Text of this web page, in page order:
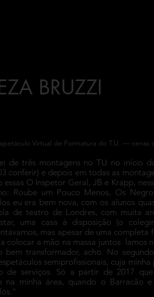
BRUZZI
Virtual de Formatura do T.U. — cenas
de três montagens no TU no início
conferir) e depois em todas as
essas O Inspetor Geral, JB e Krapp,
Roube um Pouco Menos, Os
eu era bem nova, com os alunos
de teatro de Londres, com muita
uma casa à disposição (o
mas apesar de uma
colocar a mão na massa juntos. Íamos
bem transformador, acho. No
semiprofissionais, cuja
de serviços. Só a partir de 2017
na minha área, quando o Barracão